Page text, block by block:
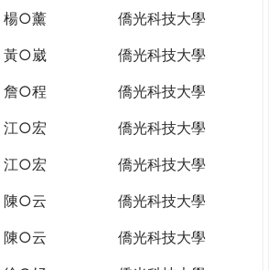
楊○薰
僑光科技大學
黃○崴
僑光科技大學
詹○程
僑光科技大學
江○宏
僑光科技大學
江○宏
僑光科技大學
陳○云
僑光科技大學
陳○云
僑光科技大學